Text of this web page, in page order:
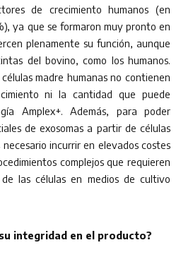
de crecimiento humanos (en
ya que se formaron muy pronto en
plenamente su función, aunque
del bovino, como los humanos.
madre humanas no contienen
ni la cantidad que puede
Amplex+. Además, para poder
de exosomas a partir de células
incurrir en elevados costes
complejos que requieren
de las células en medios de cultivo
integridad en el producto?